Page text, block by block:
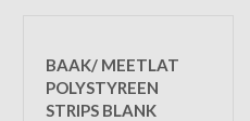
BAAK/ MEETLAT
POLYSTYREEN
STRIPS BLANK